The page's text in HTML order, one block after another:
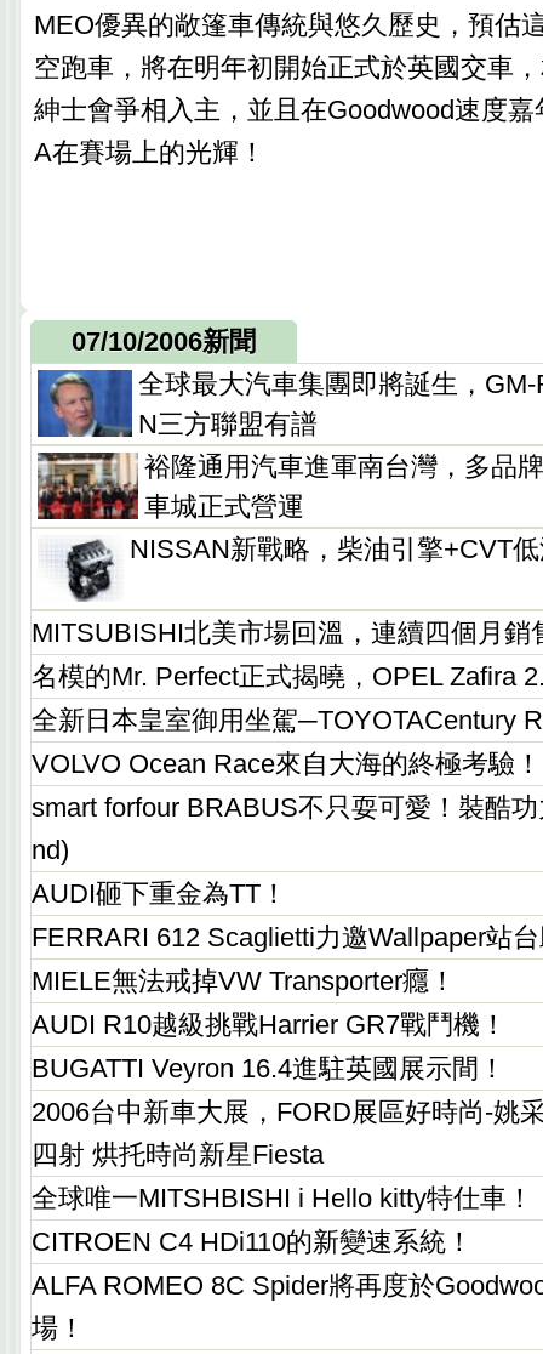
MEO優異的敞篷車傳統與悠久歷史，預估
空跑車，將在明年初開始正式於英國交車
紳士會爭相入主，並且在Goodwood速度
A在賽場上的光輝！
07/10/2006新聞
全球最大汽車集團即將誕生，
N三方聯盟有譜
裕隆通用汽車進軍南台灣，多品
車城正式營運
NISSAN新戰略，柴油引擎+CVT
MITSUBISHI北美市場回溫，連續四個月銷
名模的Mr. Perfect正式揭曉，OPEL Zafira
全新日本皇室御用坐駕─TOYOTACentury
VOLVO Ocean Race來自大海的終極考驗
smart forfour BRABUS不只耍可愛！裝酷
nd)
AUDI砸下重金為TT！
FERRARI 612 Scaglietti力邀Wallpaper站
MIELE無法戒掉VW Transporter癮！
AUDI R10越級挑戰Harrier GR7戰鬥機！
BUGATTI Veyron 16.4進駐英國展示間！
2006台中新車大展，FORD展區好時尚-姚
四射 烘托時尚新星Fiesta
全球唯一MITSHBISHI i Hello kitty特仕車！
CITROEN C4 HDi110的新變速系統！
ALFA ROMEO 8C Spider將再度於
場！